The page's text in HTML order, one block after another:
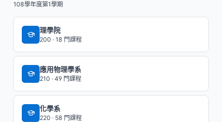
108學年度第1學期
理學院
200 · 18 門課程
應用物理學系
210 · 49 門課程
化學系
220 · 58 門課程